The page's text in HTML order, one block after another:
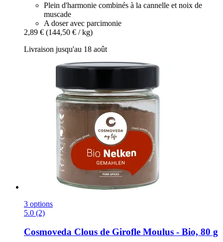
Plein d'harmonie combinés à la cannelle et noix de
muscade
A doser avec parcimonie
2,89 € (144,50 € / kg)
Livraison jusqu'au 18 août
3 options
5.0 (2)
Cosmoveda Clous de Girofle Moulus -​ Bio, 80 g